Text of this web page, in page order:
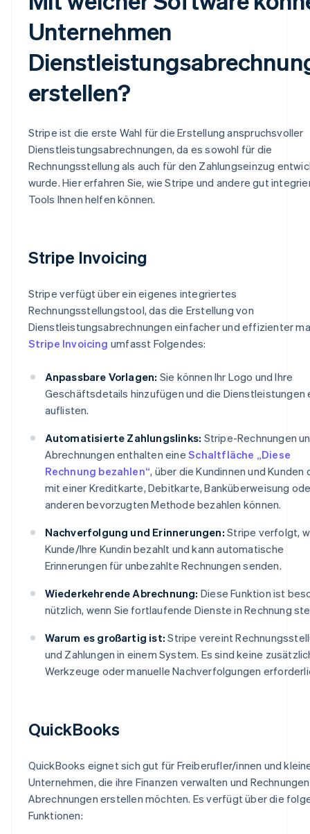
Unternehmen
erstellen?
Stripe ist die erste Wahl für die Erstellung anspruchsvoller
Dienstleistungsabrechnungen, da es sowohl für die
Rechnungsstellung als auch für den Zahlungseinzug
wurde. Hier erfahren Sie, wie Stripe und andere gut
Tools Ihnen helfen können.
Stripe Invoicing
Stripe verfügt über ein eigenes integriertes
Rechnungsstellungstool, das die Erstellung von
Dienstleistungsabrechnungen einfacher und effizienter
Stripe Invoicing umfasst Folgendes:
Anpassbare Vorlagen: Sie können Ihr Logo und Ihre
Geschäftsdetails hinzufügen und die Dienstleistungen
auflisten.
Automatisierte Zahlungslinks: Stripe-Rechnungen
Abrechnungen enthalten eineSchaltfläche „Diese
Rechnung bezahlen“, über die Kundinnen und Kunden
mit einer Kreditkarte, Debitkarte, Banküberweisung
anderen bevorzugten Methode bezahlen können.
Nachverfolgung und Erinnerungen: Stripe verfolgt,
Kunde/Ihre Kundin bezahlt und kann automatische
Erinnerungen für unbezahlte Rechnungen senden.
Wiederkehrende Abrechnung: Diese Funktion ist
nützlich, wenn Sie fortlaufende Dienste in Rechnung
Warum es großartig ist: Stripe vereint
und Zahlungen in einem System. Es sind keine
Werkzeuge oder manuelle Nachverfolgungen
QuickBooks
QuickBooks eignet sich gut für Freiberufler/innen und
Unternehmen, die ihre Finanzen verwalten und
Abrechnungen erstellen möchten. Es verfügt über die
Funktionen: